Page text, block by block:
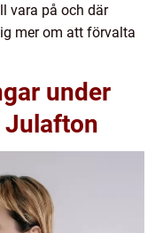
vara på och där
mer om att förvalta
under
Julafton